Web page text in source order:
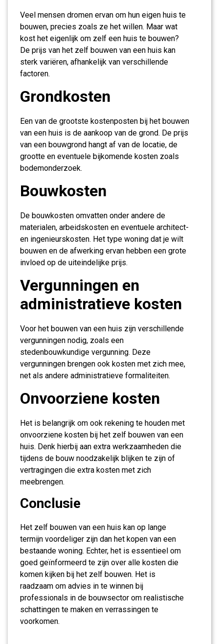
Veel mensen dromen ervan om hun eigen huis te
bouwen, precies zoals ze het willen. Maar wat
kost het eigenlijk om zelf een huis te bouwen?
De prijs van het zelf bouwen van een huis kan
sterk variëren, afhankelijk van verschillende
factoren.
Grondkosten
Een van de grootste kostenposten bij het bouwen
van een huis is de aankoop van de grond. De prijs
van een bouwgrond hangt af van de locatie, de
grootte en eventuele bijkomende kosten zoals
bodemonderzoek.
Bouwkosten
De bouwkosten omvatten onder andere de
materialen, arbeidskosten en eventuele architect-
en ingenieurskosten. Het type woning dat je wilt
bouwen en de afwerking ervan hebben een grote
invloed op de uiteindelijke prijs.
Vergunningen en
administratieve kosten
Voor het bouwen van een huis zijn verschillende
vergunningen nodig, zoals een
stedenbouwkundige vergunning. Deze
vergunningen brengen ook kosten met zich mee,
net als andere administratieve formaliteiten.
Onvoorziene kosten
Het is belangrijk om ook rekening te houden met
onvoorziene kosten bij het zelf bouwen van een
huis. Denk hierbij aan extra werkzaamheden die
tijdens de bouw noodzakelijk blijken te zijn of
vertragingen die extra kosten met zich
meebrengen.
Conclusie
Het zelf bouwen van een huis kan op lange
termijn voordeliger zijn dan het kopen van een
bestaande woning. Echter, het is essentieel om
goed geïnformeerd te zijn over alle kosten die
komen kijken bij het zelf bouwen. Het is
raadzaam om advies in te winnen bij
professionals in de bouwsector om realistische
schattingen te maken en verrassingen te
voorkomen.